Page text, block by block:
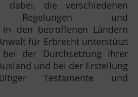
die verschiedenen
Regelungen und
in den betroffenen Ländern
für Erbrecht unterstützt
der Durchsetzung Ihrer
und bei der Erstellung
Testamente und